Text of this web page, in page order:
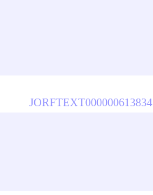
JORFTEXT000000613834